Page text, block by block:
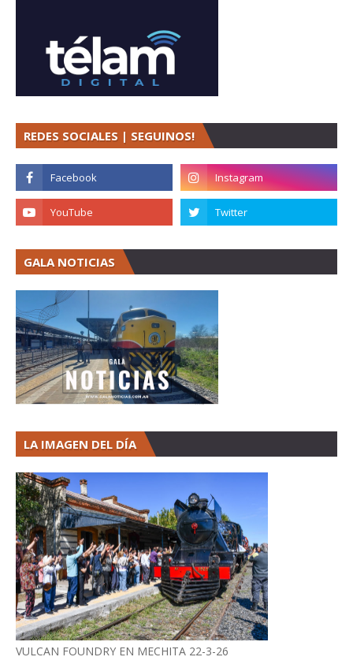
REDES SOCIALES | SEGUINOS!
GALA NOTICIAS
LA IMAGEN DEL DÍA
VULCAN FOUNDRY EN MECHITA 22-3-26